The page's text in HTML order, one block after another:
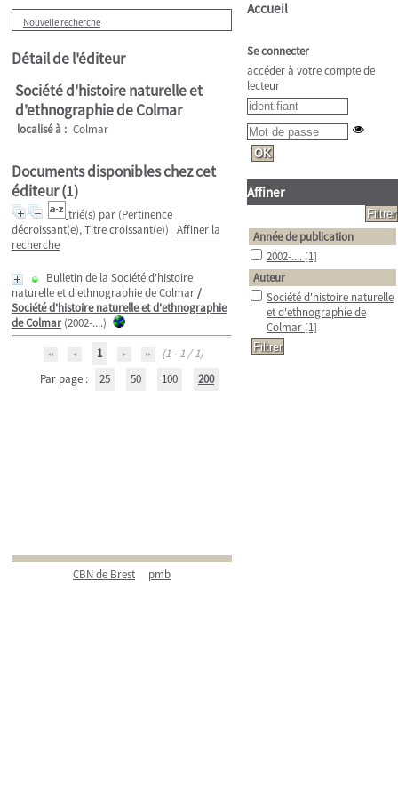
Nouvelle recherche
Détail de l'éditeur
Société d'histoire naturelle et
d'ethnographie de Colmar
localisé à : Colmar
Documents disponibles chez cet
éditeur (1)
trié(s) par (Pertinence
décroissant(e), Titre croissant(e)) Affiner la
recherche
Bulletin de la Société d'histoire
naturelle et d'ethnographie de Colmar/
Société d'histoire naturelle et d'ethnographie
de Colmar (2002-....)
1
(1 - 1 / 1)
Par page :
25 50 100 200
CBN de Brest pmb
Accueil
Se connecter
accéder à votre compte de
lecteur
Affiner
Année de publication
2002-.... [1]
Auteur
Société d'histoire naturelle
et d'ethnographie de
Colmar [1]